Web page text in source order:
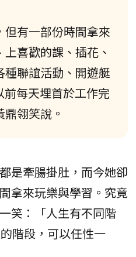
但有一部份時間拿來
喜歡的課、插花、
聯誼活動、開遊艇
每天埋首於工作完
翎笑說。
是牽腸掛肚，而今她卻
拿來玩樂與學習。究竟
笑：「人生有不同階
階段，可以任性一